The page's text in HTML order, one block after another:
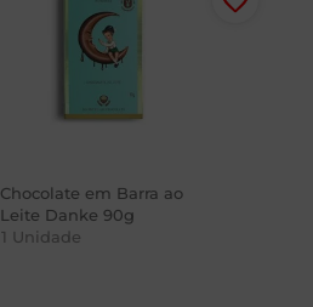
Chocolate em Barra ao
Leite Danke 90g
1 Unidade